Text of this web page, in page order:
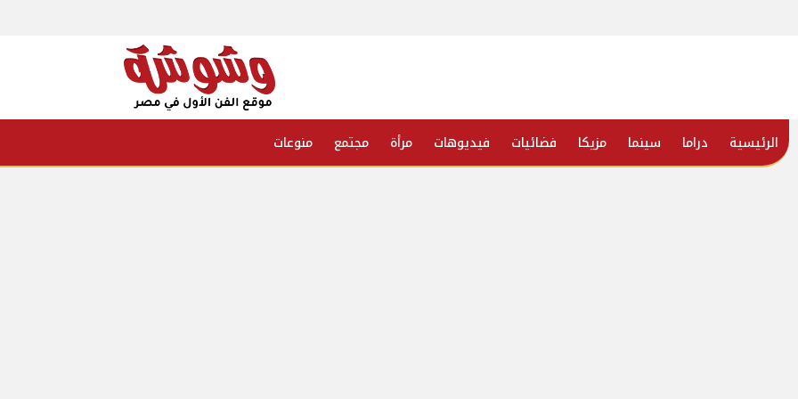
الرئيسية دراما سينما مزيكا فضائيات فيديوهات مرأة مجتمع منوعات